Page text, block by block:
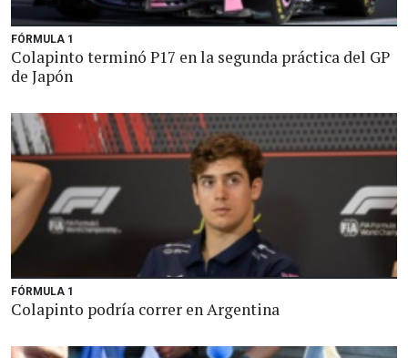
FÓRMULA 1
Colapinto terminó P17 en la segunda práctica del GP
de Japón
FÓRMULA 1
Colapinto podría correr en Argentina